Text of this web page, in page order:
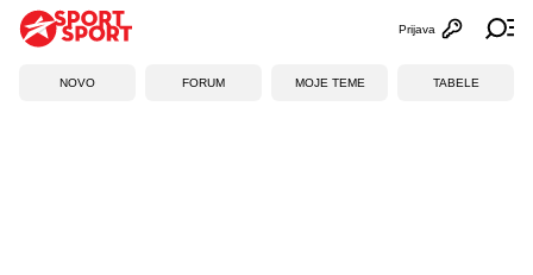
Otvori
Prijava
NOVO FORUM MOJE TEME TABELE